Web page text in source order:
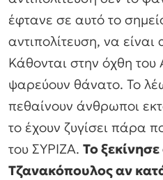
έφτανε σε αυτό το
αντιπολίτευση, να είναι
Κάθονται στην όχθη του
ψαρεύουν θάνατο. Το
πεθαίνουν άνθρωποι
το έχουν ζυγίσει πάρα
του ΣΥΡΙΖΑ. Το
Τζανακόπουλος αν